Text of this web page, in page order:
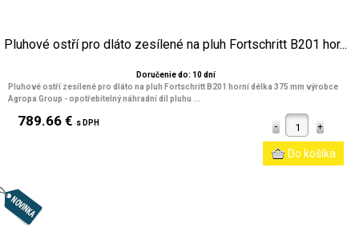
Pluhové ostří pro dláto zesílené na pluh Fortschritt B201 hor...
Doručenie do: 10 dní
Pluhové ostří zesílené pro dláto na pluh Fortschritt B201 horní délka 375 mm výrobce
Agropa Group - opotřebitelný náhradní díl pluhu ...
789.66 € s DPH